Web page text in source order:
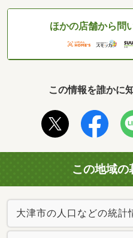
ほかの店舗から問
この情報を誰かに
この地域の
大津市の人口などの統計